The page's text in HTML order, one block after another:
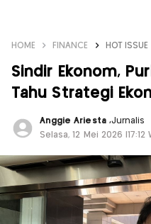
HOME FINANCE HOT ISSUE
Sindir Ekonom,
Tahu Strategi
Anggie Ariesta ,Jurnalis
Selasa, 12 Mei 2026 |17:12